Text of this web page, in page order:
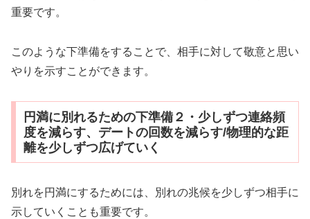
重要です。
このような下準備をすることで、相手に対して敬意と思い
やりを示すことができます。
円満に別れるための下準備２・少しずつ連絡頻
度を減らす、デートの回数を減らす/物理的な距
離を少しずつ広げていく
別れを円満にするためには、別れの兆候を少しずつ相手に
示していくことも重要です。